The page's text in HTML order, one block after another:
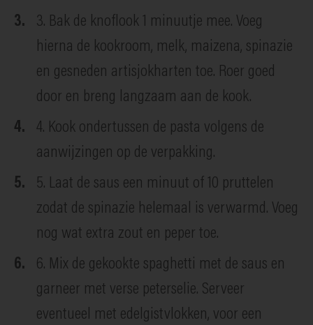
3. Bak de knoflook 1 minuutje mee. Voeg
hierna de kookroom, melk, maizena, spinazie
en gesneden artisjokharten toe. Roer goed
door en breng langzaam aan de kook.
4. Kook ondertussen de pasta volgens de
aanwijzingen op de verpakking.
5. Laat de saus een minuut of 10 pruttelen
zodat de spinazie helemaal is verwarmd. Voeg
nog wat extra zout en peper toe.
6. Mix de gekookte spaghetti met de saus en
garneer met verse peterselie. Serveer
eventueel met edelgistvlokken, voor een